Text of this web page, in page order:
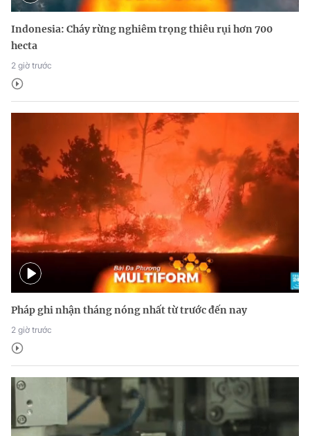
Indonesia: Cháy rừng nghiêm trọng thiêu rụi hơn 700
hecta
2 giờ trước
Pháp ghi nhận tháng nóng nhất từ trước đến nay
2 giờ trước